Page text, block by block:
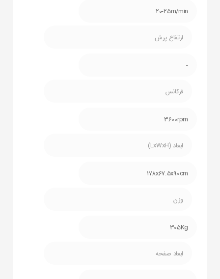
20-25m/min
ارتفاع پرش
-
فرکانس
3600rpm
ابعاد (LxWxH)
178x67.5x90cm
وزن
305Kg
ابعاد صفحه